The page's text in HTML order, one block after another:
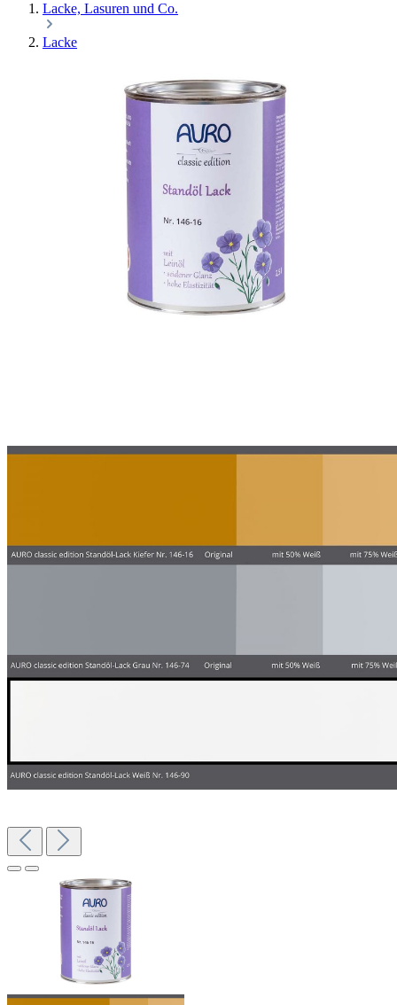
Lacke, Lasuren und Co.
Lacke